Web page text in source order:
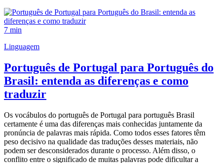
7 min
Linguagem
Português de Portugal para Português do
Brasil: entenda as diferenças e como
traduzir
Os vocábulos do português de Portugal para português Brasil
certamente é uma das diferenças mais conhecidas juntamente da
pronúncia de palavras mais rápida. Como todos esses fatores têm
peso decisivo na qualidade das traduções desses materiais, não
podem ser desconsiderados durante o processo. Além disso, o
conflito entre o significado de muitas palavras pode dificultar a